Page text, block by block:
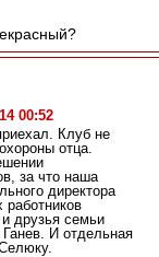
00:52
Клуб не
отца.
за что наша
директора
работников
друзья семьи
И отдельная